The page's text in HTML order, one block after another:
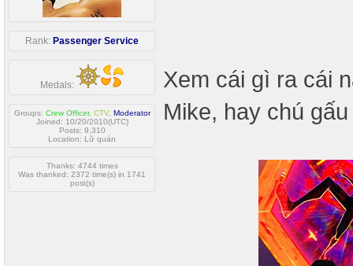
Rank: Passenger Service
Medals:
Groups: Crew Officer, CTV, Moderator
Joined: 10/20/2010(UTC)
Posts: 9,310
Location: Lữ quán
Thanks: 4744 times
Was thanked: 2372 time(s) in 1741
post(s)
Xem cái gì ra cái
Mike, hay chú